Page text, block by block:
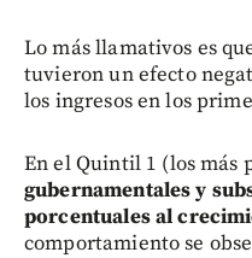
Lo más llamativos es
tuvieron un efecto
los ingresos en los
En el Quintil 1 (los más
gubernamentales y
porcentuales al
comportamiento se